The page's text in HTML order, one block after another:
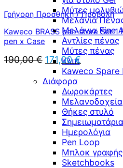
Μύτες
Μελάνια
Μελάνια Fine
Αντλίες πένας
Μύτες πένας
Κλιπ
Kaweco Spare
Διάφορα
Δωροκάρτες
Μελανοδοχεία
Θήκες στυλό
Σημειωματάρια
Ημερολόγια
Pen Loop
Μπλοκ γραφής
Sketchbooks
Γρήγορη Προσθήκη / Προβολή
Kaweco BRASS pen-store Set
pen x Case
190,00€ Original
price
was:
190,00 €.
171,00€Η
τρέχουσα
τιμή
είναι:
171,00 €.